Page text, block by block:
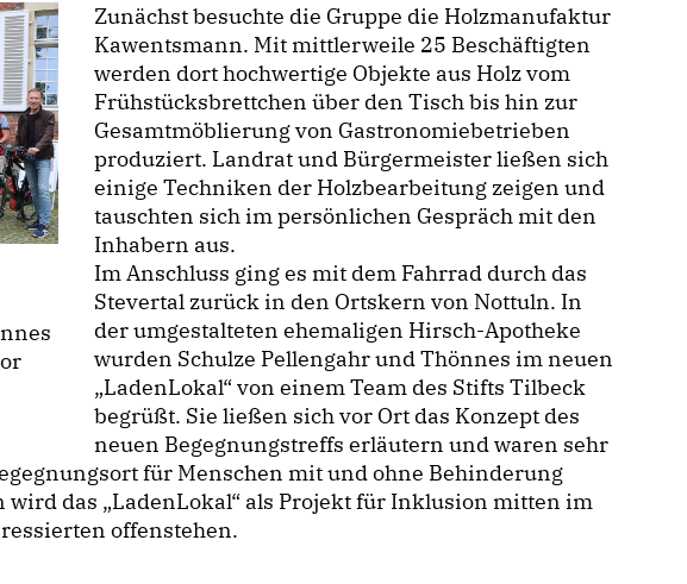
Zunächst besuchte die Gruppe die Holzmanufaktur
Kawentsmann. Mit mittlerweile 25 Beschäftigten
werden dort hochwertige Objekte aus Holz vom
Frühstücksbrettchen über den Tisch bis hin zur
Gesamtmöblierung von Gastronomiebetrieben
produziert. Landrat und Bürgermeister ließen sich
einige Techniken der Holzbearbeitung zeigen und
tauschten sich im persönlichen Gespräch mit den
Inhabern aus.
Im Anschluss ging es mit dem Fahrrad durch das
Stevertal zurück in den Ortskern von Nottuln. In
der umgestalteten ehemaligen Hirsch-Apotheke
wurden Schulze Pellengahr und Thönnes im neuen
LadenLokal“ von einem Team des Stifts Tilbeck
begrüßt. Sie ließen sich vor Ort das Konzept des
neuen Begegnungstreffs erläutern und waren sehr
für Menschen mit und ohne Behinderung
das „LadenLokal“ als Projekt für Inklusion mitten im
offenstehen.